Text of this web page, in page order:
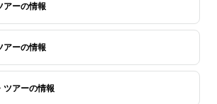
アーの情報
アーの情報
ツアーの情報